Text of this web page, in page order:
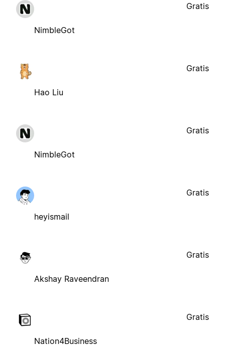
NimbleGot
Gratis
Hao Liu
Gratis
NimbleGot
Gratis
heyismail
Gratis
Akshay Raveendran
Gratis
Nation4Business
Gratis